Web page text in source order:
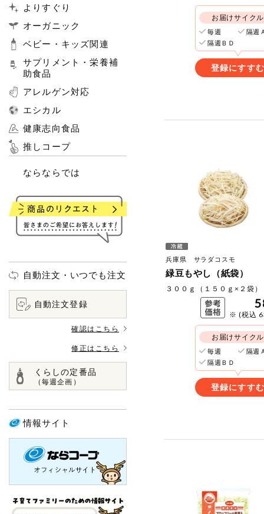
よりすぐり
オーガニック
ベビー・キッズ関連
サプリメント・栄養補
助食品
アレルゲン対応
エシカル
健康志向食品
推しコープ
ならならでは
自動注文・いつでも注文
自動注文登録
確認はこちら
修正はこちら
くらしの定番品
（毎週企画）
情報サイト
お届けサイクル
毎週
隔週
隔週ＢＤ
登録にすすむ
兵庫県 サラダコスモ
緑豆もやし（紙袋）
３００ｇ（１５０ｇ×２袋）
※ (税込
お届けサイクル
毎週
隔週
隔週ＢＤ
登録にすすむ